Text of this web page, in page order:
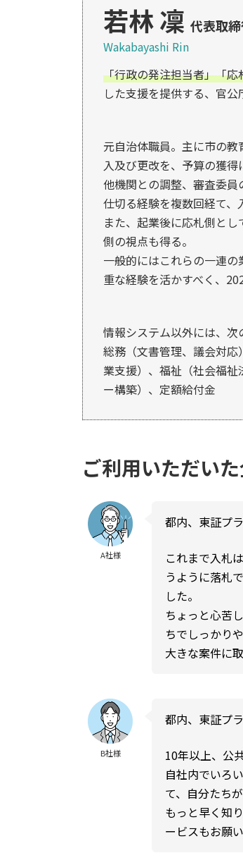
若林 凜 代表取
Wakabayashi Rin
「行政の発注担当者」「
した支援を提供する、官公
元自治体職員。主に市の
入及び更改を、予算の獲
他機関との調整、審査委
仕切る経験を複数回経て、
また、起業後に応札側と
側の視点も得る。
一般的にはこれらの一連
重な経験を活かすべく、
情報システム以外には、次
総務（文書管理、議会対
業支援）、福祉（社会福
ー構築）、定額給付金
ご利用いただい
A社様
都内、東証プ
これまで入札
うように落札
した。
ちょっと心苦
ちでしっかり
大きな案件に
B社様
都内、東証プ
10年以上、公
自社内でいろ
て、自分たち
もっと早く知
ービスもお願